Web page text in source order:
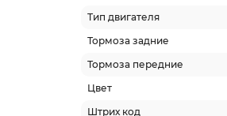
Тип двигателя
Тормоза задние
Тормоза передние
Цвет
Штрих код